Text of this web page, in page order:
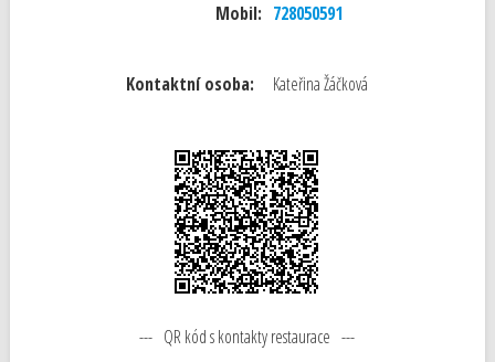
Mobil: 728050591
Kontaktní osoba: Kateřina Žáčková
--- QR kód s kontakty restaurace ---